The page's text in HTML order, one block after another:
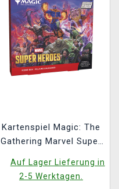
Kartenspiel Magic: The
Gathering Marvel Super
Unleashed Scene Box
Auf Lager Lieferung in
2-5 Werktagen.